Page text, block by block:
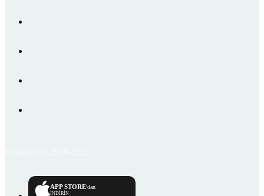
APP STORE'dan
İNDİRİN